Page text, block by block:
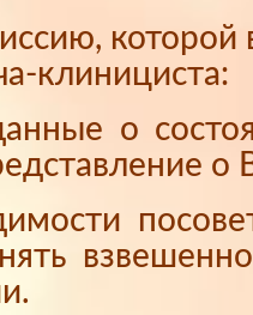
клинициста:
о